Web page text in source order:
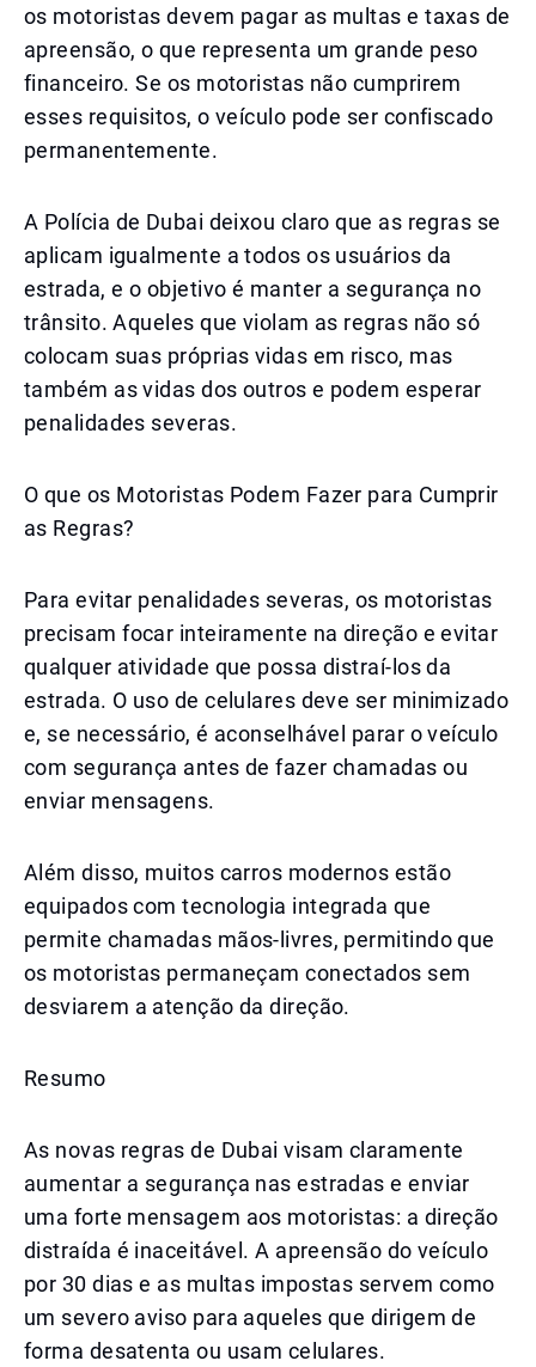
os motoristas devem pagar as multas e taxas de
apreensão, o que representa um grande peso
financeiro. Se os motoristas não cumprirem
esses requisitos, o veículo pode ser confiscado
permanentemente.
A Polícia de Dubai deixou claro que as regras se
aplicam igualmente a todos os usuários da
estrada, e o objetivo é manter a segurança no
trânsito. Aqueles que violam as regras não só
colocam suas próprias vidas em risco, mas
também as vidas dos outros e podem esperar
penalidades severas.
O que os Motoristas Podem Fazer para Cumprir
as Regras?
Para evitar penalidades severas, os motoristas
precisam focar inteiramente na direção e evitar
qualquer atividade que possa distraí-los da
estrada. O uso de celulares deve ser minimizado
e, se necessário, é aconselhável parar o veículo
com segurança antes de fazer chamadas ou
enviar mensagens.
Além disso, muitos carros modernos estão
equipados com tecnologia integrada que
permite chamadas mãos-livres, permitindo que
os motoristas permaneçam conectados sem
desviarem a atenção da direção.
Resumo
As novas regras de Dubai visam claramente
aumentar a segurança nas estradas e enviar
uma forte mensagem aos motoristas: a direção
distraída é inaceitável. A apreensão do veículo
por 30 dias e as multas impostas servem como
um severo aviso para aqueles que dirigem de
forma desatenta ou usam celulares.